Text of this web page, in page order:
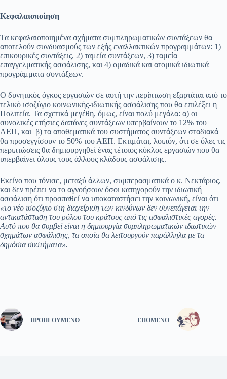
Κεφαλαιοποίηση
Τα κεφαλαιοποιημένα σχήματα συμπληρωματικών συντάξεων θα
αποτελούν συνδυασμούς των εξής εναλλακτικών προγραμμάτων: 1)
επικουρικές συντάξεις, 2) ταμεία συντάξεων, 3) ταμεία
επαγγελματικής ασφάλισης, και 4) ομαδικά και ατομικά ιδιωτικά
προγράμματα συντάξεων.
Ο δυνητικός όγκος εργασιών σε αυτή την περίπτωση εξαρτάται από το
τελικό ισοζύγιο κοινωνικής-ιδιωτικής ασφάλισης που θα επιλέξει η
Πολιτεία. Τα σχετικά μεγέθη, όμως, είναι πολύ μεγάλα: α) οι
συνολικές ετήσιες δαπάνες συντάξεων υπερβαίνουν το 12% του
ΑΕΠ, και β) τα αποθεματικά του συστήματος συντάξεων σταδιακά
θα προσεγγίσουν το 50% του ΑΕΠ. Εκτιμάται, λοιπόν, ότι σε όλες τις
περιπτώσεις θα δημιουργηθεί ένας τέτοιος κύκλος εργασιών που θα
υπερβαίνει όλους τους άλλους κλάδους ασφάλισης.
Εκείνο που τόνισε, μεταξύ άλλων, συμπερασματικά ο κ. Νεκτάριος,
και δεν πρέπει να το αγνοήσουν όσοι κατηγορούν την ιδιωτική
ασφάλιση ότι προσπαθεί να υποκαταστήσει την κοινωνική, είναι ότι
«το νέο ισοζύγιο στη διαχείριση των κινδύνων δεν συνεπάγεται την
αντικατάσταση του ρόλου του κράτους από τις ασφαλιστικές αγορές.
Αυτό που θα συμβεί είναι η δημιουργία συμπληρωματικών ιδιωτικών
σχημάτων ασφάλισης, τα οποία θα λειτουργούν παράλληλα με τα
δημόσια συστήματα».
ΠΡΟΗΓΟΎΜΕΝΟ ΕΠΌΜΕΝΟ